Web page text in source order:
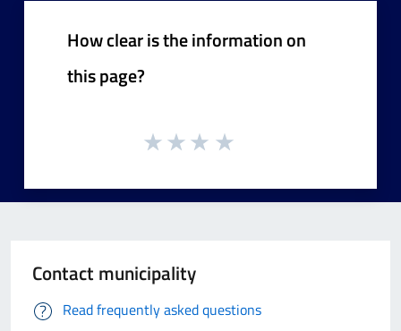
How clear is the information on
this page?
Contact municipality
Read frequently asked questions